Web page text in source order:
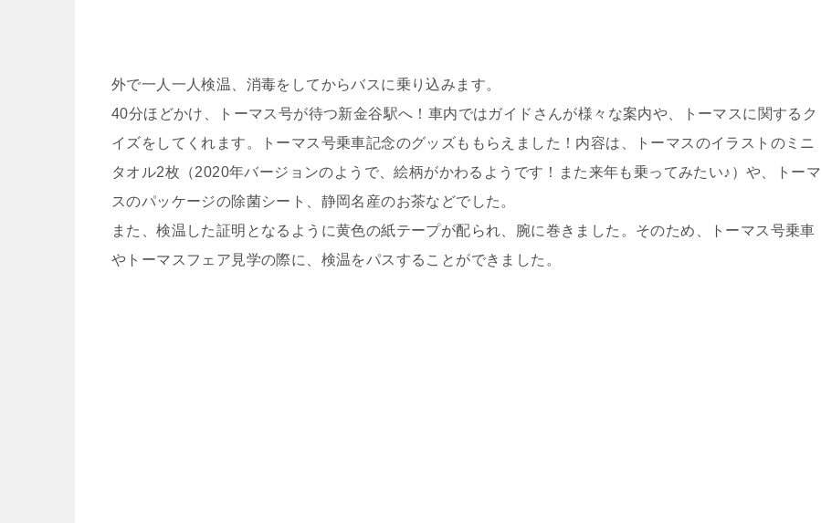
外で一人一人検温、消毒をしてからバスに乗り込みます。
40分ほどかけ、トーマス号が待つ新金谷駅へ！車内ではガイドさんが様々な案内や、トーマスに関するク
イズをしてくれます。トーマス号乗車記念のグッズももらえました！内容は、トーマスのイラストのミニ
タオル2枚（2020年バージョンのようで、絵柄がかわるようです！また来年も乗ってみたい♪）や、トーマ
スのパッケージの除菌シート、静岡名産のお茶などでした。
また、検温した証明となるように黄色の紙テープが配られ、腕に巻きました。そのため、トーマス号乗車
やトーマスフェア見学の際に、検温をパスすることができました。